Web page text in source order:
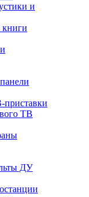
и
ТВ
ДУ